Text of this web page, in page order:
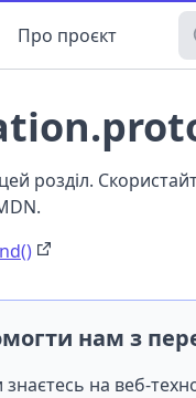
Про проєкт
розділ.
нам з
знаєтесь на веб-